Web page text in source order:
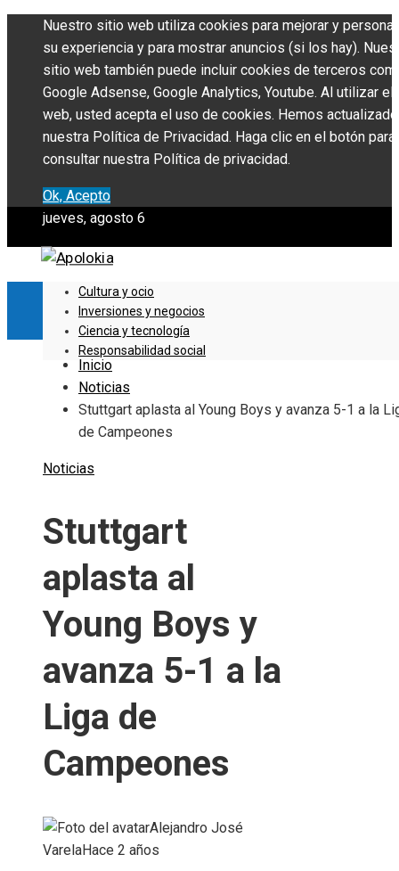
Nuestro sitio web utiliza cookies para mejorar y
su experiencia y para mostrar anuncios (si los hay).
sitio web también puede incluir cookies de terceros
Google Adsense, Google Analytics, Youtube. Al utilizar
web, usted acepta el uso de cookies. Hemos actualizado
nuestra Política de Privacidad. Haga clic en el botón para
consultar nuestra Política de privacidad.
Ok, Acepto
jueves, agosto 6
Cultura y ocio
Inversiones y negocios
Ciencia y tecnología
Responsabilidad social
Inicio
Noticias
Stuttgart aplasta al Young Boys y avanza 5-1 a la
de Campeones
Noticias
Stuttgart
aplasta al
Young Boys y
avanza 5-1 a la
Liga de
Campeones
Alejandro José
VarelaHace 2 años